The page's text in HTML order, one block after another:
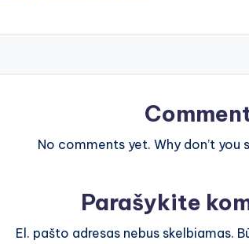
No comments yet. Why don’t you
Parašykite
El. pašto adresas nebus skelbiamas.